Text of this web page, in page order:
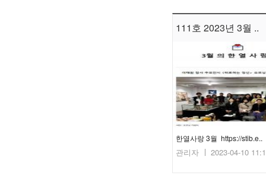
111호 2023년 3월 ..
한열사랑 3월 https://stib.e..
관리자 2023-04-10